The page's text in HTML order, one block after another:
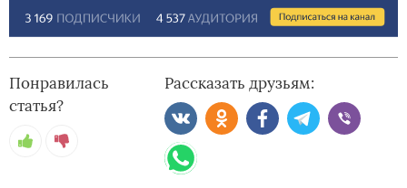
Понравилась
статья?
Рассказать друзьям: